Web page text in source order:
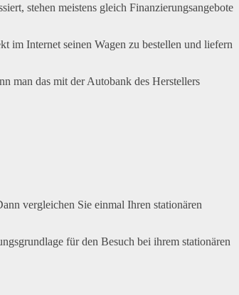
stehen meistens gleich Finanzierungsangebote
im Internet seinen Wagen zu bestellen und liefern
man das mit der Autobank des Herstellers
vergleichen Sie einmal Ihren stationären
für den Besuch bei ihrem stationären